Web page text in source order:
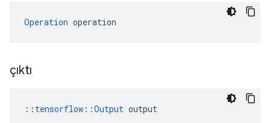
Operation operation
çıktı
:: tensorflow::Output output